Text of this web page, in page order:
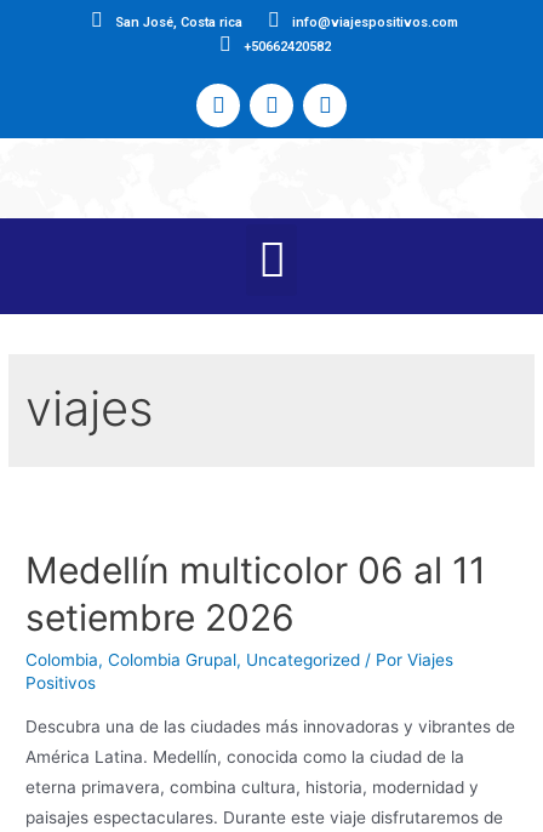
San José, Costa rica
info@viajespositivos.com
+50662420582
viajes
Medellín multicolor 06 al 11
setiembre 2026
Colombia,Colombia Grupal, Uncategorized / PorViajes
Positivos
Descubra una de las ciudades más innovadoras y vibrantes de
América Latina. Medellín, conocida como la ciudad de la
eterna primavera, combina cultura, historia, modernidad y
paisajes espectaculares. Durante este viaje disfrutaremos de